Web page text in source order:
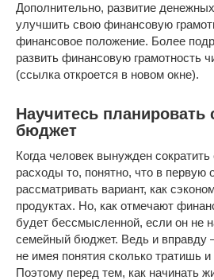
Дополнительно, развитие
улучшить свою финансовую
финансовое положение. Более
развить финансовую грамотность
(ссылка откроется в новом окне).
Научитесь
бюджет
Когда человек вынужден
расходы то, понятно, что в первую
рассматривать вариант, как
продуктах. Но, как отмечают
будет бессмысленной, если он не
семейный бюджет. Ведь и вправду
не имея понятия сколько тратишь и
Поэтому перед тем, как начинать